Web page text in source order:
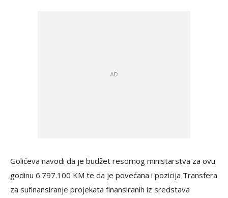
Golićeva navodi da je budžet resornog ministarstva za ovu
godinu 6.797.100 KM te da je povećana i pozicija Transfera
za sufinansiranje projekata finansiranih iz sredstava